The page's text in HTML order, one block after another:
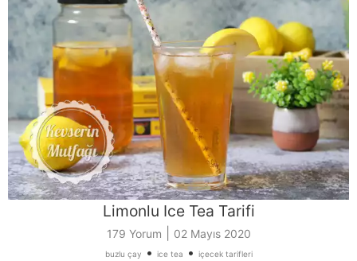
Limonlu Ice Tea Tarifi
179 Yorum 02 Mayıs 2020
buzlu çay • ice tea • içecek tarifleri